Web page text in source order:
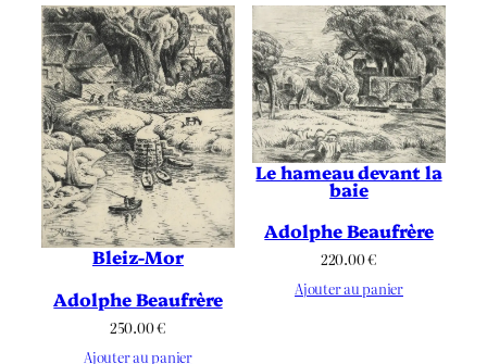
Bleiz-Mor
Adolphe Beaufrère
250.00€
Ajouter au panier
Le hameau devant la
baie
Adolphe Beaufrère
220.00€
Ajouter au panier